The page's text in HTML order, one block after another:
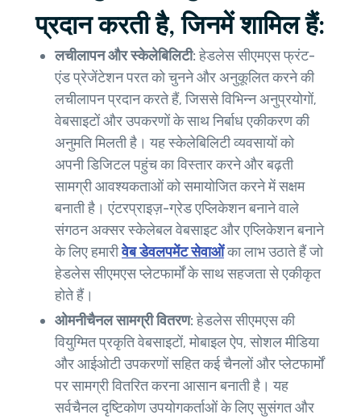
प्रदान करती है, जिनमें शामिल हैं:
लचीलापन और स्केलेबिलिटी:हेडलेस सीएमएस फ्रंट-
एंड प्रेजेंटेशन परत को चुनने और अनुकूलित करने की
लचीलापन प्रदान करते हैं, जिससे विभिन्न अनुप्रयोगों,
वेबसाइटों और उपकरणों के साथ निर्बाध एकीकरण की
अनुमति मिलती है। यह स्केलेबिलिटी व्यवसायों को
अपनी डिजिटल पहुंच का विस्तार करने और बढ़ती
सामग्री आवश्यकताओं को समायोजित करने में सक्षम
बनाती है। एंटरप्राइज़-ग्रेड एप्लिकेशन बनाने वाले
संगठन अक्सर स्केलेबल वेबसाइट और एप्लिकेशन बनाने
के लिए हमारीवेब डेवलपमेंट सेवाओंका लाभ उठाते हैं जो
हेडलेस सीएमएस प्लेटफार्मों के साथ सहजता से एकीकृत
होते हैं।
ओमनीचैनल सामग्री वितरण:हेडलेस सीएमएस की
वियुग्मित प्रकृति वेबसाइटों, मोबाइल ऐप, सोशल मीडिया
और आईओटी उपकरणों सहित कई चैनलों और प्लेटफार्मों
पर सामग्री वितरित करना आसान बनाती है। यह
सर्वचैनल दृष्टिकोण उपयोगकर्ताओं के लिए सुसंगत और